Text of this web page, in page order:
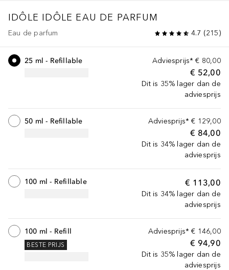
IDÔLE IDÔLE EAU DE PARFUM
Eau de parfum 4.7 (215)
Adviesprijs* € 80,00
€ 52,00
Dit is 35% lager dan de
adviesprijs
25 ml - Refillable
Adviesprijs* € 129,00
€ 84,00
Dit is 34% lager dan de
adviesprijs
50 ml - Refillable
€ 113,00
Dit is 34% lager dan de
adviesprijs
100 ml - Refillable
Adviesprijs* € 146,00
€ 94,90
Dit is 35% lager dan de
adviesprijs
100 ml - Refill
BESTE PRIJS